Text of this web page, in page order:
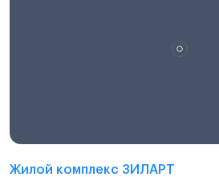
Жилой комплекс ЗИЛАРТ